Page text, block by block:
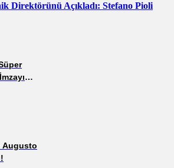
Direktörünü Açıkladı: Stefano Pioli
Augusto